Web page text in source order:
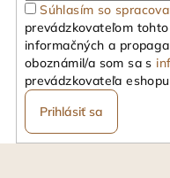
Súhlasím so
prevádzkovateľom
informačných a
oboznámil/a som sa s
prevádzkovateľa
Prihlásiť sa